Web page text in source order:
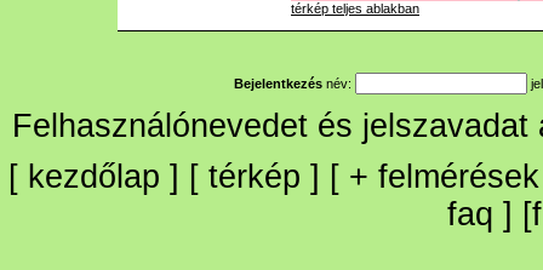
térkép teljes ablakban
Bejelentkezés név:
Felhasználónevedet és
[ kezdőlap ] [ térkép ] [ + felmérések
faq ] [